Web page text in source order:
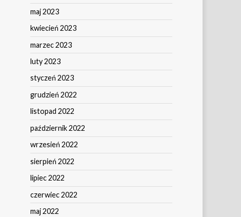
maj 2023
kwiecień 2023
marzec 2023
luty 2023
styczeń 2023
grudzień 2022
listopad 2022
październik 2022
wrzesień 2022
sierpień 2022
lipiec 2022
czerwiec 2022
maj 2022